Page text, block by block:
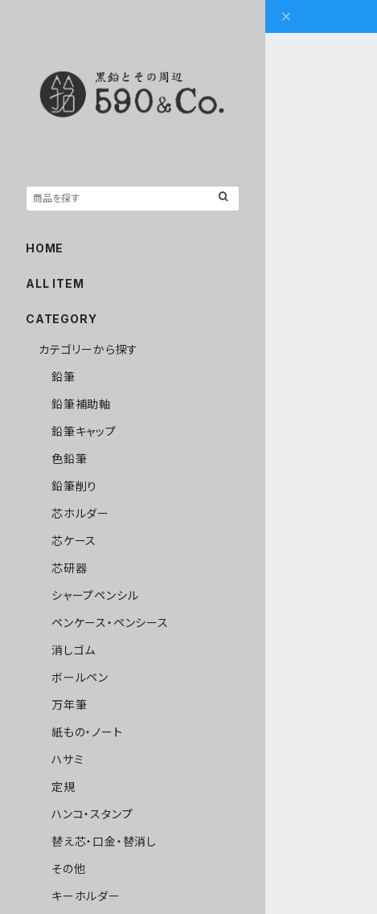
HOME
ALL ITEM
CATEGORY
カテゴリーから探す
鉛筆
鉛筆補助軸
鉛筆キャップ
色鉛筆
鉛筆削り
芯ホルダー
芯ケース
芯研器
シャープペンシル
ペンケース・ペンシース
消しゴム
ボールペン
万年筆
紙もの・ノート
ハサミ
定規
ハンコ・スタンプ
替え芯・口金・替消し
その他
キーホルダー